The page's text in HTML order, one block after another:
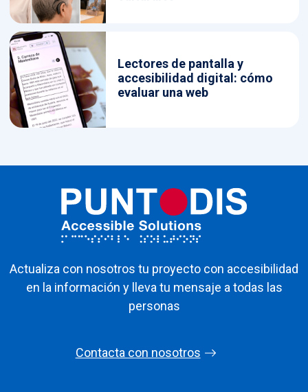
Lectores de pantalla y
accesibilidad digital: cómo
evaluar una web
Actualiza con nosotros tu proyecto con accesibilidad
en la información y lleva tu mensaje a todas las
personas
Contacta con nosotros